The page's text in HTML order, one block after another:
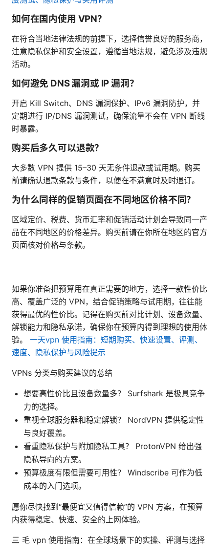
如何在国内使用 VPN？
在符合当地法律法规的前提下，选择信誉良好的服务商，
注意隐私保护和安全设置，遵循当地法规，避免涉及违规
活动。
如何避免 DNS 漏洞或 IP 漏洞？
开启 Kill Switch、DNS 漏洞保护、IPv6 漏洞防护，并
定期进行 IP/DNS 漏洞测试，确保流量不会在 VPN 断线
时暴露。
购买后多久可以退款？
大多数 VPN 提供 15–30 天无条件退款或试用期。购买
前请确认退款条款与条件，以便在不满意时及时退订。
为什么同样的促销页面在不同地区价格不同？
区域定价、税费、货币汇率和促销活动计划会导致同一产
品在不同地区的价格差异。购买前请在你所在地区的官方
页面核对价格与条款。
如果你准备把预算用在真正需要的地方，选择一款性价比
高、覆盖广泛的 VPN，结合促销策略与试用期，往往能
获得最优的性价比。记得在购买前对比计划、设备数量、
解锁能力和隐私承诺，确保你在预算内得到理想的使用体
验。 一天vpn 使用指南：短期购买、快速设置、评测、
速度、隐私保护与风险提示
VPNs 分类与购买建议的总结
想要高性价比且设备数量多？ Surfshark 是极具竞争
力的选择。
重视全球服务器和稳定解锁？ NordVPN 提供稳定性
与良好覆盖。
看重隐私保护与附加隐私工具？ ProtonVPN 给出强
隐私导向的方案。
预算极度有限但需要可用性？ Windscribe 可作为低
成本的入门选项。
愿你尽快找到“最便宜又值得信赖”的 VPN 方案，在预算
内获得稳定、快速、安全的上网体验。
三 毛 vpn 使用指南：在全球场景下的实操、评测与选择